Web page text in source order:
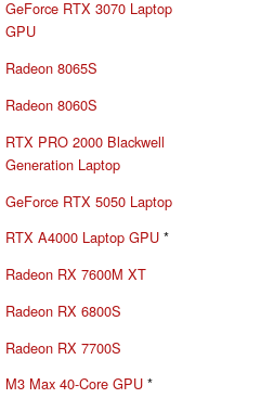
GeForce RTX 3070 Laptop
GPU
Radeon 8065S
Radeon 8060S
RTX PRO 2000 Blackwell
Generation Laptop
GeForce RTX 5050 Laptop
RTX A4000 Laptop GPU *
Radeon RX 7600M XT
Radeon RX 6800S
Radeon RX 7700S
M3 Max 40-Core GPU *